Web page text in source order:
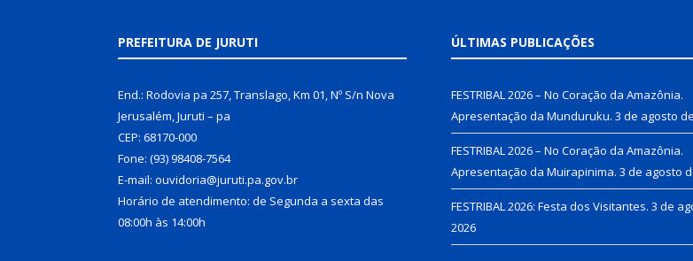
PREFEITURA DE JURUTI
End.: Rodovia pa 257, Translago, Km 01, Nº S/n Nova
Jerusalém, Juruti – pa
CEP: 68170-000
Fone: (93) 98408-7564
E-mail: ouvidoria@juruti.pa.gov.br
Horário de atendimento: de Segunda a sexta das
08:00h às 14:00h
ÚLTIMAS PUBLICAÇÕES
FESTRIBAL 2026 – No Coração da Amazônia.
Apresentação da Munduruku. 3 de agosto
FESTRIBAL 2026 – No Coração da Amazônia.
Apresentação da Muirapinima. 3 de agosto
FESTRIBAL 2026: Festa dos Visitantes. 3 de
2026